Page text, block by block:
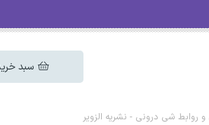
سبد
روابط شی درونی - نشریه الزویر